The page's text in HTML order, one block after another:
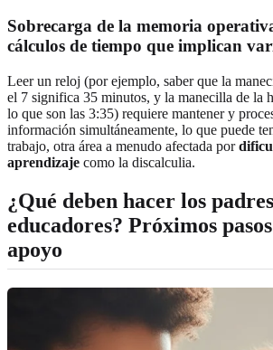
Sobrecarga de la memoria
cálculos de tiempo que implican
Leer un reloj (por ejemplo, saber que la
el 7 significa 35 minutos, y la manecilla de la
lo que son las 3:35) requiere mantener y
información simultáneamente, lo que puede
trabajo, otra área a menudo afectada por
aprendizaje como la discalculia.
¿Qué deben hacer los
educadores? Próximos
apoyo